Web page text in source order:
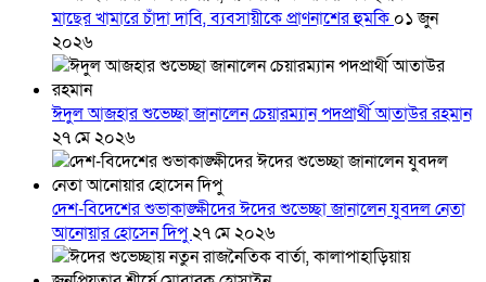
মাছের খামারে চাঁদা দাবি, ব্যবসায়ীকে প্রাণনাশের হুমকি ০১ জুন
২০২৬
ঈদুল আজহার শুভেচ্ছা জানালেন চেয়ারম্যান পদপ্রার্থী আতাউর রহমান
২৭ মে ২০২৬
দেশ-বিদেশের শুভাকাঙ্ক্ষীদের ঈদের শুভেচ্ছা জানালেন যুবদল নেতা
আনোয়ার হোসেন দিপু২৭ মে ২০২৬